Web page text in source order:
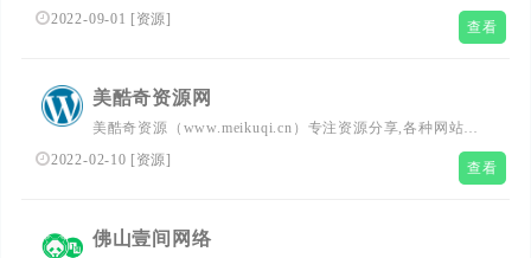
习,QQ头像,影视分享,seo优化,南红分享,打造全面热门资源
2022-09-01 [资源] 查看
美酷奇资源网
美酷奇资源（www.meikuqi.cn）专注资源分享,各种网站、
程序源码应有尽有，美酷奇资源网一个专业的网站资源分享
2022-02-10 [资源] 查看
佛山壹间网络